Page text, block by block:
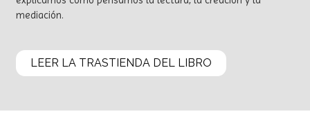
mediación.
LEER LA TRASTIENDA DEL LIBRO